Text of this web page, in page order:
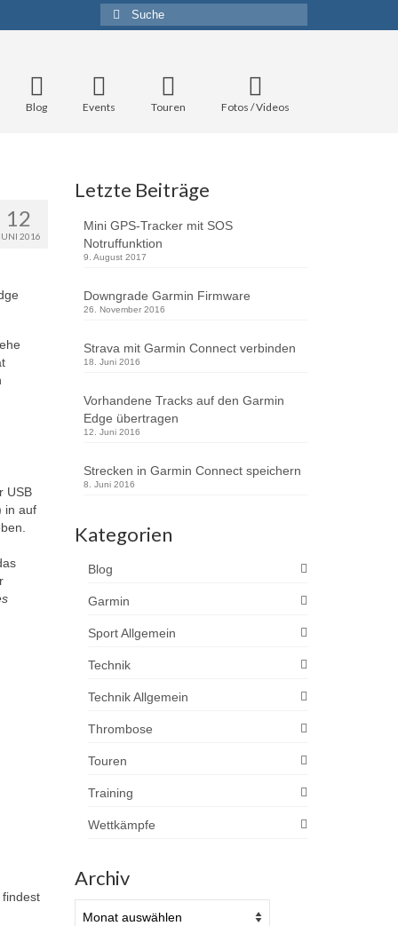
Suche
nach:
Blog Events Touren Fotos / Videos
12
JUNI 2016
USB
in auf
Letzte Beiträge
Mini GPS-Tracker mit SOS
Notruffunktion
9. August 2017
Downgrade Garmin Firmware
26. November 2016
Strava mit Garmin Connect verbinden
18. Juni 2016
Vorhandene Tracks auf den Garmin
Edge übertragen
12. Juni 2016
Strecken in Garmin Connect speichern
8. Juni 2016
Kategorien
Blog
Garmin
Sport Allgemein
Technik
Technik Allgemein
Thrombose
Touren
Training
Wettkämpfe
Archiv